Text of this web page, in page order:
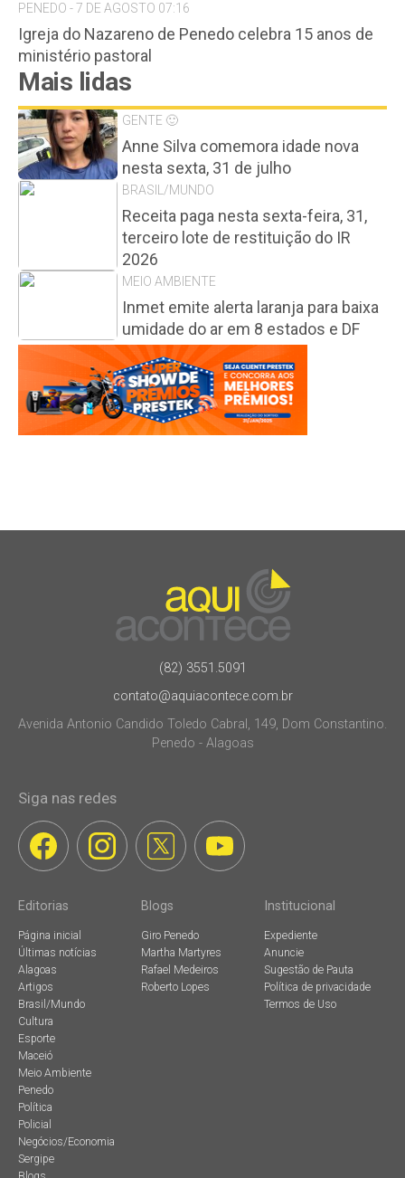
PENEDO - 7 DE AGOSTO 07:16
Igreja do Nazareno de Penedo celebra 15 anos de
ministério pastoral
Mais lidas
GENTE 🙂
Anne Silva comemora idade nova
nesta sexta, 31 de julho
BRASIL/MUNDO
Receita paga nesta sexta-feira, 31,
terceiro lote de restituição do IR
2026
MEIO AMBIENTE
Inmet emite alerta laranja para baixa
umidade do ar em 8 estados e DF
(82) 3551.5091
contato@aquiacontece.com.br
Avenida Antonio Candido Toledo Cabral, 149, Dom Constantino.
Penedo - Alagoas
Siga nas redes
Editorias
Página inicial
Últimas notícias
Alagoas
Artigos
Brasil/Mundo
Cultura
Esporte
Maceió
Meio Ambiente
Penedo
Política
Policial
Negócios/Economia
Sergipe
Blogs
Giro Penedo
Martha Martyres
Rafael Medeiros
Roberto Lopes
Institucional
Expediente
Anuncie
Sugestão de Pauta
Política de privacidade
Termos de Uso